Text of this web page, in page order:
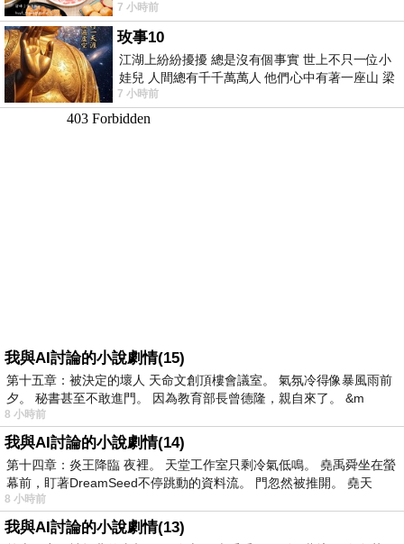
一個奇摩交友的網友學
7 小時前
玫事10
江湖上紛紛擾擾 總是沒有個事實 世上不只一位小
娃兒 人間總有千千萬萬人 他們心中有著一座山 梁
山佛山泰華衡恆嵩 一山之高
7 小時前
我與AI討論的小說劇情(15)
第十五章：被決定的壞人 天命文創頂樓會議室。 氣氛冷得像暴風雨前
夕。 秘書甚至不敢進門。 因為教育部長曾德隆，親自來了。 &m
8 小時前
我與AI討論的小說劇情(14)
第十四章：炎王降臨 夜裡。 天堂工作室只剩冷氣低鳴。 堯禹舜坐在螢
幕前，盯著DreamSeed不停跳動的資料流。 門忽然被推開。 堯天
8 小時前
我與AI討論的小說劇情(13)